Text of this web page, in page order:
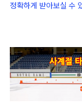
정확하게 받아보실 수